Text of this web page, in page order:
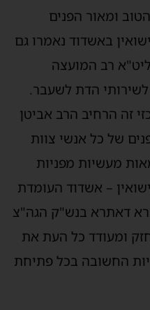
ומאור הפנים
באשדוד נאמרו גם
רב המועצה
הדת לשעבר.
זה הרחיב הרב אביטן
של כל אנשי צוות
מעשיות מפניות
– אשדוד העומדת
דאתרא בנש"ק הגה"צ
ומעודד כל העת את
החשובה בכל פתיחת